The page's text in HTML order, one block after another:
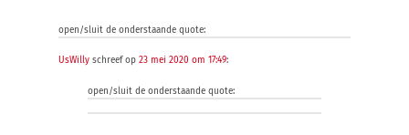
open/sluit de onderstaande quote:
UsWilly schreef op 23 mei 2020 om 17:49:
open/sluit de onderstaande quote: